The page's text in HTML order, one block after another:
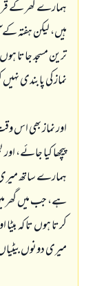
ہمارے گھر كے
ہيں، ليكن ہفتہ
ترين مسجد جاتا
نماز كى پابندى
اور نماز بھى اس
پيچھا كيا جائے،
ہمارے ساتھ ميرى
ہے، جب ميں گھر
كرتا ہوں تا كہ
ميرى دونوں